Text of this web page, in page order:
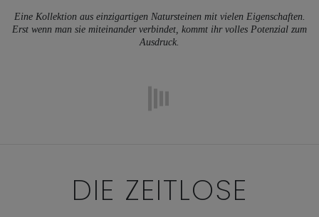
Eine Kollektion aus einzigartigen Natursteinen mit vielen Eigenschaften.
Erst wenn man sie miteinander verbindet, kommt ihr volles Potenzial zum
Ausdruck.
DIE ZEITLOSE